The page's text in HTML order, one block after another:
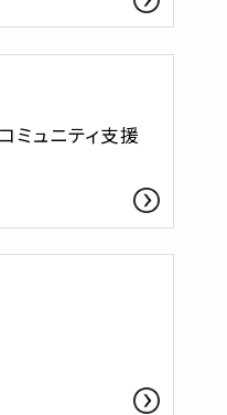
活動レポート
ミュニティ支援
活動レポート